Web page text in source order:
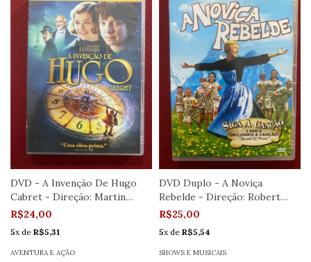
DVD - A Invenção De Hugo
Cabret - Direção: Martin
Scorsese
R$24,00
5x de R$5,31
AVENTURA E AÇÃO
DVD Duplo - A Noviça
Rebelde - Direção: Robert
Wise - Semin.
R$25,00
5x de R$5,54
SHOWS E MUSICAIS